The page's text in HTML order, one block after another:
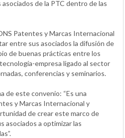
de la PTC dentro de las
Patentes y Marcas Internacional
entre sus asociados la difusión de
de buenas prácticas entre los
empresa ligado al sector
conferencias y seminarios.
de este convenio: “Es una
y Marcas Internacional y
de crear este marco de
asociados a optimizar las